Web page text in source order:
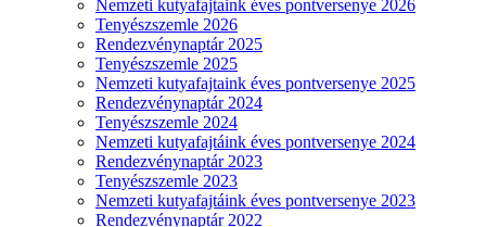
Nemzeti kutyafajtaink éves pontversenye 2026
Tenyészszemle 2026
Rendezvénynaptár 2025
Tenyészszemle 2025
Nemzeti kutyafajtaink éves pontversenye 2025
Rendezvénynaptár 2024
Tenyészszemle 2024
Nemzeti kutyafajtáink éves pontversenye 2024
Rendezvénynaptár 2023
Tenyészszemle 2023
Nemzeti kutyafajtáink éves pontversenye 2023
Rendezvénynaptár 2022